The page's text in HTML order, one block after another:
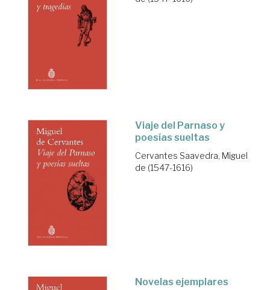
Viaje del Parnaso y
poesías sueltas
Cervantes Saavedra, Miguel
de (1547-1616)
Novelas ejemplares